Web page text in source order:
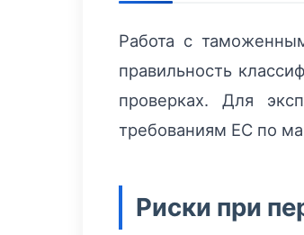
Работа с
правильность
проверках. Для
требованиям ЕС по
Риски при